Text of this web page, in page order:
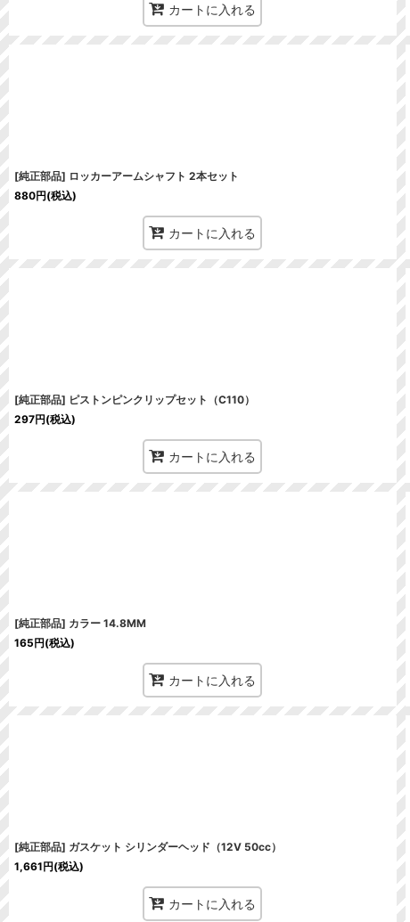
カートに入れる
[純正部品] ロッカーアームシャフト 2本セット
880円(税込)
カートに入れる
[純正部品] ピストンピンクリップセット（C110）
297円(税込)
カートに入れる
[純正部品] カラー 14.8MM
165円(税込)
カートに入れる
[純正部品] ガスケット シリンダーヘッド（12V 50cc）
1,661円(税込)
カートに入れる